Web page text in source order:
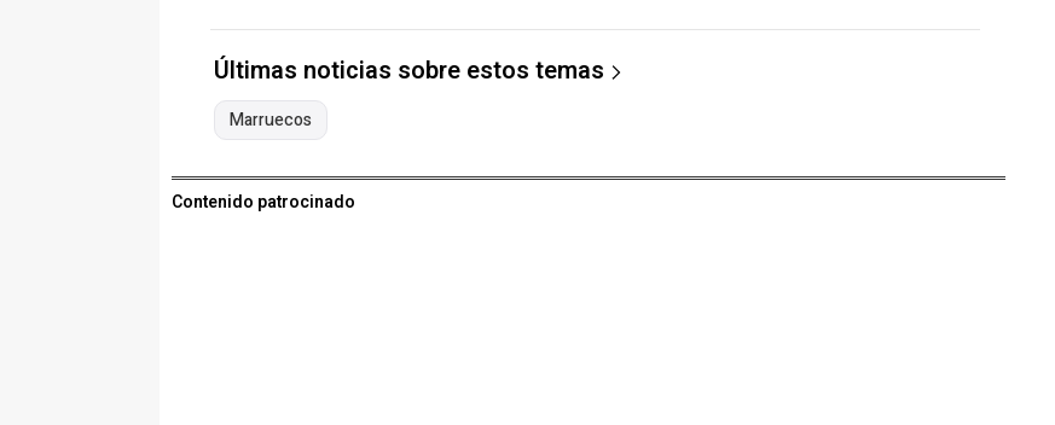
Últimas noticias sobre estos temas
Marruecos
Contenido patrocinado